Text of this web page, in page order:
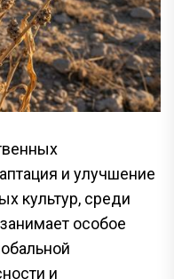
и улучшение
культур, среди
особое
и